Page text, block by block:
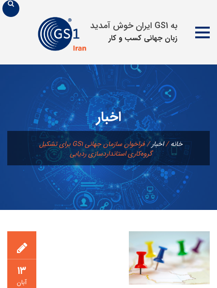
به GS1 ایران خوش آمدید
زبان جهانی كسب و كار
محتوا
اخبار
خانه/اخبار/
فراخوان سازمان جهانی GS1 برای تشکیل
گروه‌کاری استانداردسازی ردیابی
۱۳
آبان